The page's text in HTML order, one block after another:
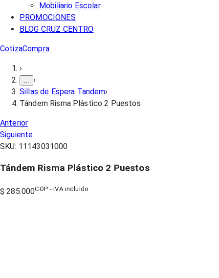
Mobiliario Escolar
PROMOCIONES
BLOG CRUZ CENTRO
CotizaCompra
›
›
Sillas de Espera Tandem›
Tándem Risma Plástico 2 Puestos
Anterior
Siguiente
SKU: 11143031000
Tándem Risma Plástico 2 Puestos
$ 285.000COP - IVA incluido